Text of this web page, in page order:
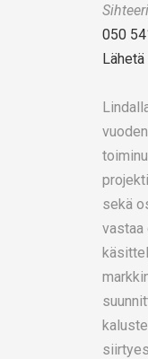
Sihteeri
050
sekä
vastaa